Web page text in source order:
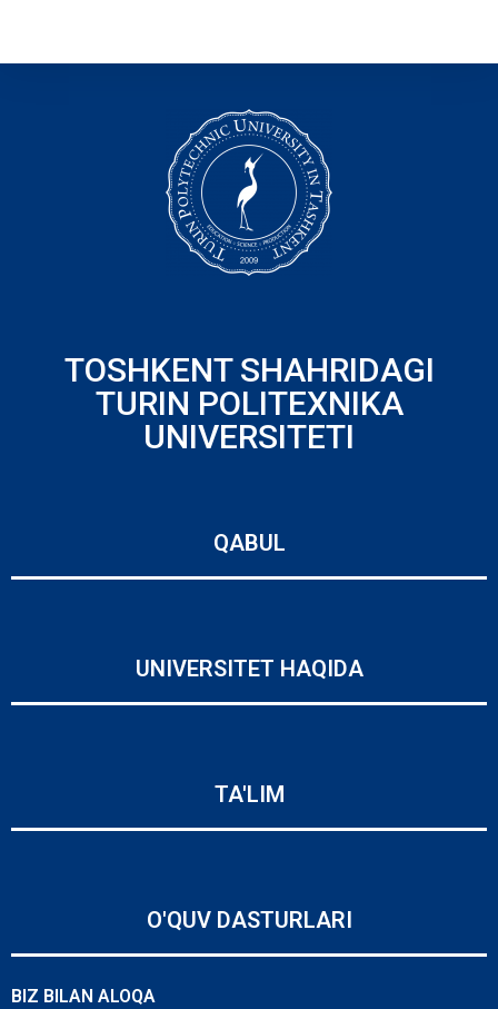
TOSHKENT SHAHRIDAGI
TURIN POLITEXNIKA
UNIVERSITETI
QABUL
UNIVERSITET HAQIDA
TA'LIM
O'QUV DASTURLARI
BIZ BILAN ALOQA